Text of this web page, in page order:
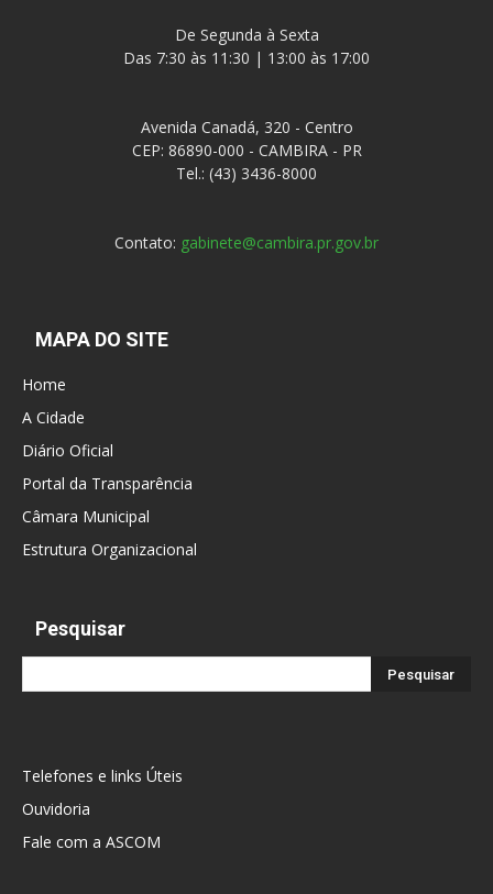
De Segunda à Sexta
Das 7:30 às 11:30 | 13:00 às 17:00
Avenida Canadá, 320 - Centro
CEP: 86890-000 - CAMBIRA - PR
Tel.: (43) 3436-8000
Contato: gabinete@cambira.pr.gov.br
MAPA DO SITE
Home
A Cidade
Diário Oficial
Portal da Transparência
Câmara Municipal
Estrutura Organizacional
Pesquisar
Telefones e links Úteis
Ouvidoria
Fale com a ASCOM